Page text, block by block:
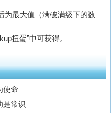
为最大值（满破满级下的数
扭蛋”中可获得。
使命
是常识